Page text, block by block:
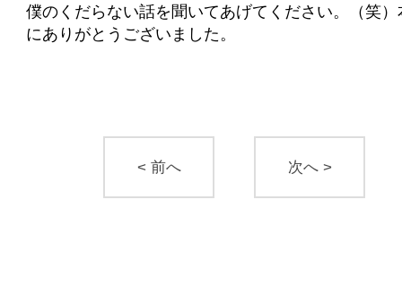
僕のくだらない話を聞いてあげてください。（笑）
にありがとうございました。
< 前へ 次へ >